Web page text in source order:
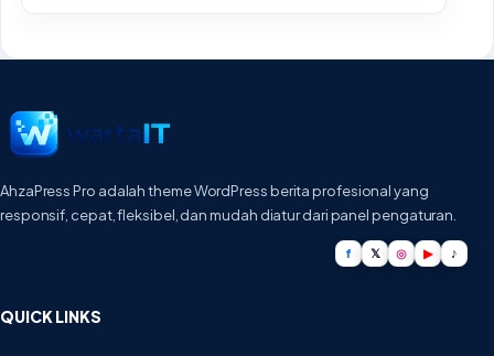
AhzaPress Pro adalah theme WordPress berita profesional yang
responsif, cepat, fleksibel, dan mudah diatur dari panel pengaturan.
f 𝕏 ◎ ▶ ♪
QUICK LINKS